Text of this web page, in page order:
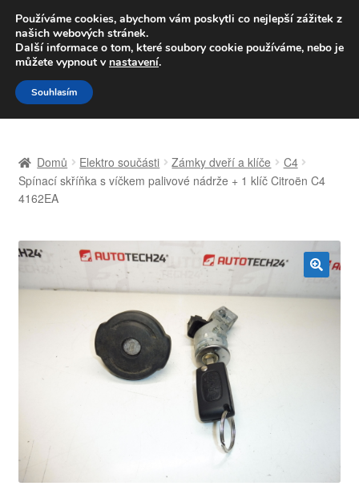
DOPRAVA od 139,-Kč
Volejte po-pá 9-16 704 494 494
Přeskočit
na
navigaci
Přejít
k
obsahu
Celosvětová doprava
Kontakt
Ochrana osobních údajů
Domů Elektro součásti Zámky dveří a klíče
C4
Spínací skříňka s víčkem palivové nádrže + 1 klíč Citroën C4
4162EA
Používáme cookies, abychom vám poskytli co nejlepší zážitek z
našich webových stránek.
Další informace o tom, které soubory cookie používáme, nebo je
můžete vypnout v nastavení.
Souhlasím